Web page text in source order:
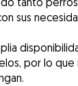
sus
por lo